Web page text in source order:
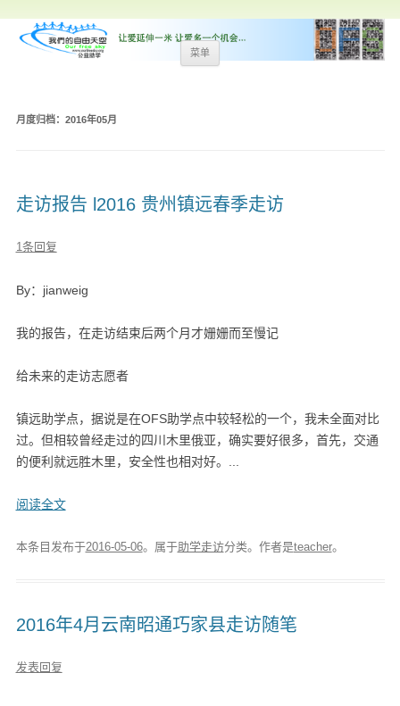
菜单
跳
至
月度归档： 2016年05月
走访报告 l2016 贵州镇远春季走访
1条回复
By：jianweig
我的报告，在走访结束后两个月才姗姗而至慢记
给未来的走访志愿者
镇远助学点，据说是在OFS助学点中较轻松的一个，我未全面对比
过。但相较曾经走过的四川木里俄亚，确实要好很多，首先，交通
的便利就远胜木里，安全性也相对好。...
阅读全文
本条目发布于2016-05-06。属于助学走访分类。 作者是teacher。
2016年4月云南昭通巧家县走访随笔
发表回复